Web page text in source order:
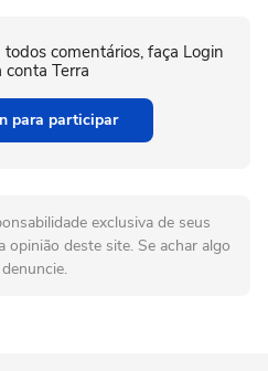
comentários, faça Login
conta Terra
para participar
exclusiva de seus
opinião deste site. Se achar algo